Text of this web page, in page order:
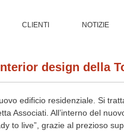
CLIENTI NOTIZIE
design della
edificio residenziale. Si
Associati. All’interno del
to live”, grazie al prezioso